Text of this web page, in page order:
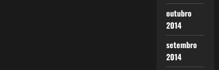
outubro
2014
setembro
2014